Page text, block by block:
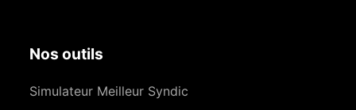
Nos outils
Simulateur Meilleur Syndic